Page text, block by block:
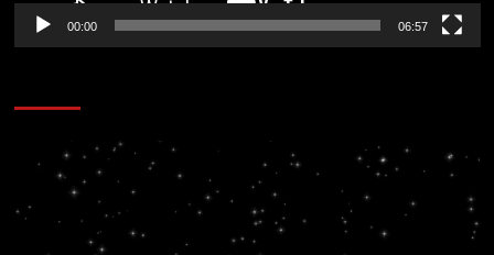
00:00 06:57
Reproductor
vídeo